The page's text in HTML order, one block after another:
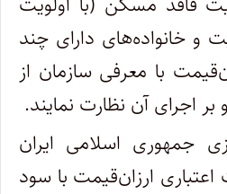
و خانواده‏‌های دارای چند
با معرفی سازمان از
اجرای آن نظارت نمایند.
جمهوری اسلامی ایران
ارزان‌قیمت با سود